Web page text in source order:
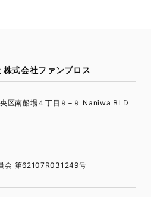
式会社ファンブロス
区南船場４丁目９−９ Naniwa BLD
会 第62107R031249号